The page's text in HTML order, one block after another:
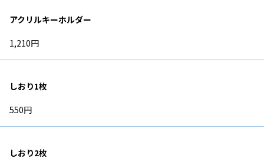
アクリルキーホルダー
1,210円
しおり1枚
550円
しおり2枚